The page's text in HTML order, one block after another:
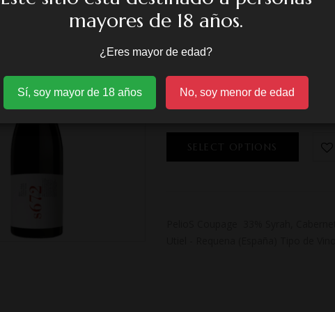
PelioS Coupage
72,60€
SELECT OPTIONS
mayores de 18 años.
¿Eres mayor de edad?
Sí, soy mayor de 18 años No, soy menor de edad